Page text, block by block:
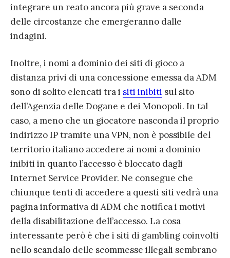
integrare un reato ancora più grave a seconda
delle circostanze che emergeranno dalle
indagini.
Inoltre, i nomi a dominio dei siti di gioco a
distanza privi di una concessione emessa da ADM
sono di solito elencati tra i siti inibiti sul sito
dell’Agenzia delle Dogane e dei Monopoli. In tal
caso, a meno che un giocatore nasconda il proprio
indirizzo IP tramite una VPN, non è possibile del
territorio italiano accedere ai nomi a dominio
inibiti in quanto l’accesso è bloccato dagli
Internet Service Provider. Ne consegue che
chiunque tenti di accedere a questi siti vedrà una
pagina informativa di ADM che notifica i motivi
della disabilitazione dell’accesso. La cosa
interessante però è che i siti di gambling coinvolti
nello scandalo delle scommesse illegali sembrano